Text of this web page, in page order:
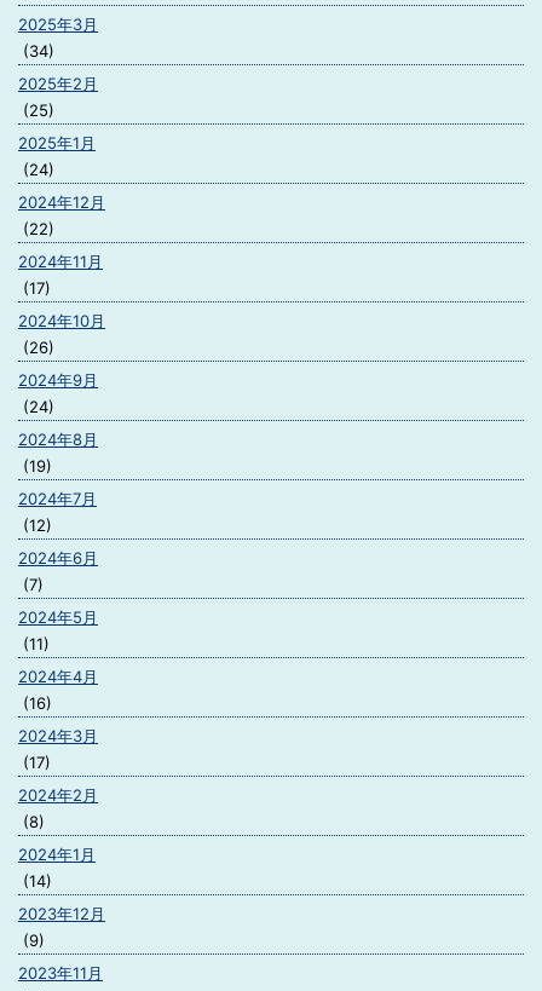
2025年3月
(34)
2025年2月
(25)
2025年1月
(24)
2024年12月
(22)
2024年11月
(17)
2024年10月
(26)
2024年9月
(24)
2024年8月
(19)
2024年7月
(12)
2024年6月
(7)
2024年5月
(11)
2024年4月
(16)
2024年3月
(17)
2024年2月
(8)
2024年1月
(14)
2023年12月
(9)
2023年11月